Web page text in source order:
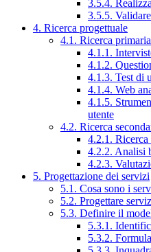
3.5.4.
3.5.5.
4. Ricerca progettuale
4.1. Ricerca primaria
4.1.1.
4.1.2.
4.1.3. Test di
4.1.4. Web
4.1.5.
utente
4.2. Ricerca
4.2.1. Ricerca
4.2.2. Analisi
4.2.3.
5. Progettazione dei servizi
5.1. Cosa sono i
5.2. Progettare
5.3. Definire il
5.3.1.
5.3.2.